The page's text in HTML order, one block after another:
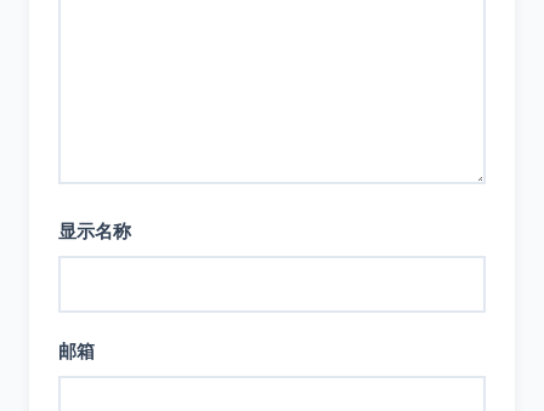
显示名称
邮箱